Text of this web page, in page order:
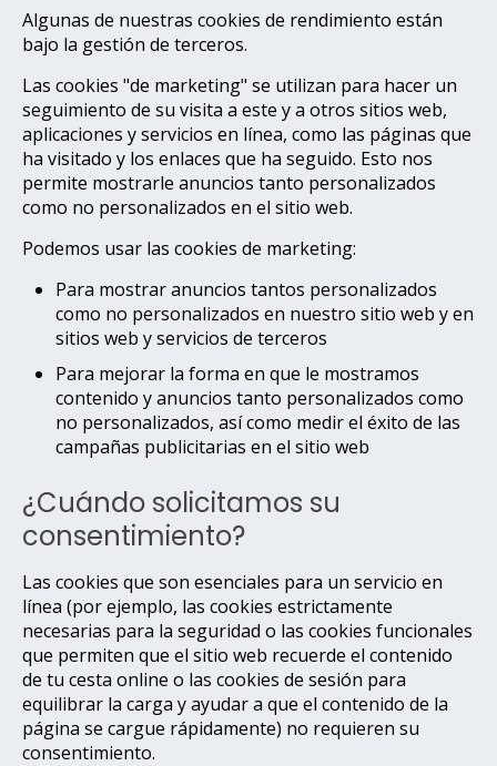
Algunas de nuestras cookies de rendimiento están
bajo la gestión de terceros.
Las cookies "de marketing" se utilizan para hacer un
seguimiento de su visita a este y a otros sitios web,
aplicaciones y servicios en línea, como las páginas que
ha visitado y los enlaces que ha seguido. Esto nos
permite mostrarle anuncios tanto personalizados
como no personalizados en el sitio web.
Podemos usar las cookies de marketing:
Para mostrar anuncios tantos personalizados
como no personalizados en nuestro sitio web y en
sitios web y servicios de terceros
Para mejorar la forma en que le mostramos
contenido y anuncios tanto personalizados como
no personalizados, así como medir el éxito de las
campañas publicitarias en el sitio web
¿Cuándo solicitamos su
consentimiento?
Las cookies que son esenciales para un servicio en
línea (por ejemplo, las cookies estrictamente
necesarias para la seguridad o las cookies funcionales
que permiten que el sitio web recuerde el contenido
de tu cesta online o las cookies de sesión para
equilibrar la carga y ayudar a que el contenido de la
página se cargue rápidamente) no requieren su
consentimiento.